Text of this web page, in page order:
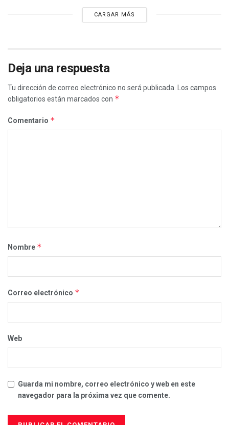
CARGAR MÁS
Deja una respuesta
Tu dirección de correo electrónico no será publicada.
Los campos
obligatorios están marcados con *
Comentario *
Nombre *
Correo electrónico *
Web
Guarda mi nombre, correo electrónico y web en este
navegador para la próxima vez que comente.